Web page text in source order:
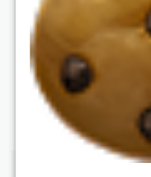
значимый.
помогает не
путь к
новому